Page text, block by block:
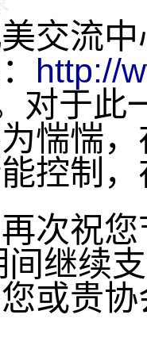
流中
http://
对于此
惴惴
控制
祝您
继续
或贵